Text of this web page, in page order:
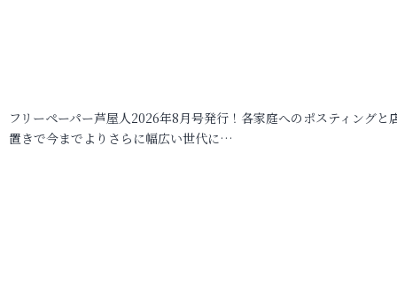
フリーペーパー芦屋人2026年8月号発行！各家庭へのポスティングと
置きで今までよりさらに幅広い世代に…